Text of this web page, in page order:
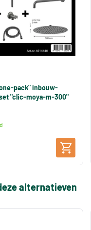
pack" inbouw-
"clic-moya-m-300"
alternatieven